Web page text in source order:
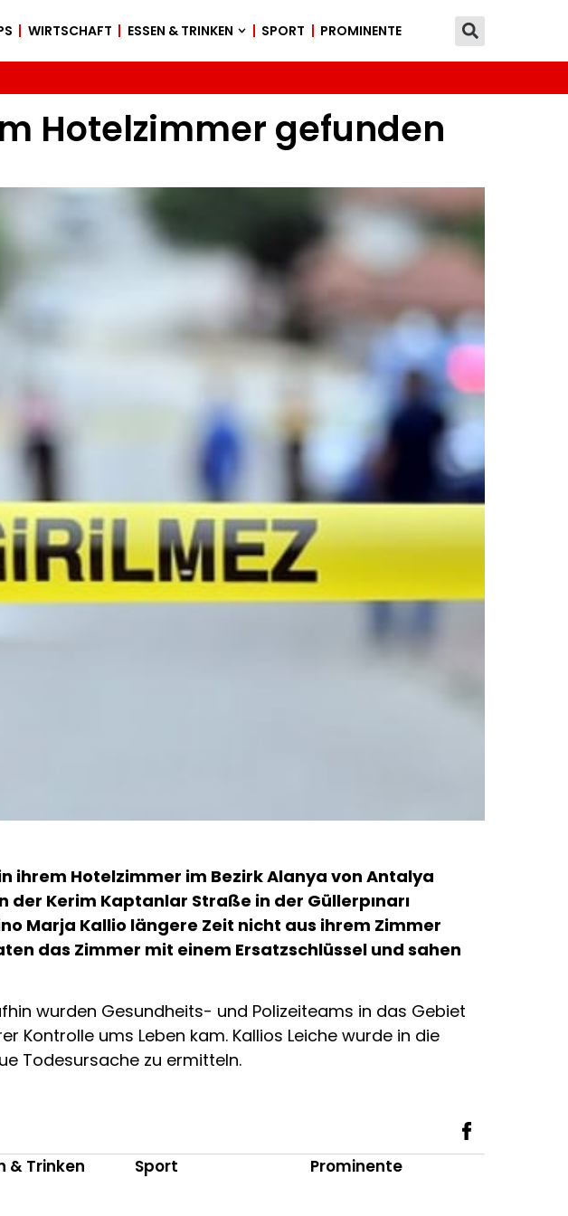
WIRTSCHAFT ESSEN & TRINKEN SPORT PROMINENTE
Hotelzimmer gefunden
ihrem Hotelzimmer im Bezirk Alanya von Antalya
Kerim Kaptanlar Straße in der Güllerpınarı
Marja Kallio längere Zeit nicht aus ihrem Zimmer
das Zimmer mit einem Ersatzschlüssel und sahen
wurden Gesundheits- und Polizeiteams in das Gebiet
Kontrolle ums Leben kam. Kallios Leiche wurde in die
Todesursache zu ermitteln.
& Trinken Sport Prominente